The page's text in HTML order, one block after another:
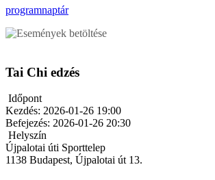
programnaptár
Tai Chi edzés
Időpont
Kezdés: 2026-01-26 19:00
Befejezés: 2026-01-26 20:30
Helyszín
Újpalotai úti Sporttelep
1138 Budapest, Újpalotai út 13.